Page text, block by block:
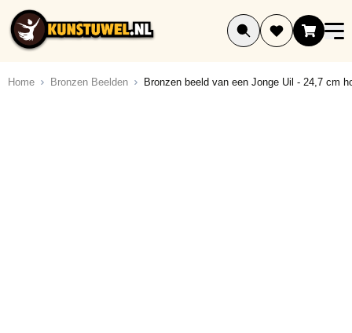
Ga naar de inhoud
Home Bronzen Beelden Bronzen beeld van een Jonge Uil - 24,7 cm